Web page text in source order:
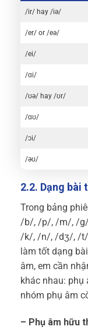
/ir/ hay /iə/
/er/ or /eə/
/ei/
/ɑi/
/ʊə/ hay /ʊr/
/ɑʊ/
/ɔi/
/əʊ/
2.2. Dạng bài
Trong bảng
/b/, /p/, /m/, /
/k/, /n/, /dʒ/, /
làm tốt dạng
âm, em cần
khác nhau: phụ
nhóm phụ âm
– Phụ âm hữu